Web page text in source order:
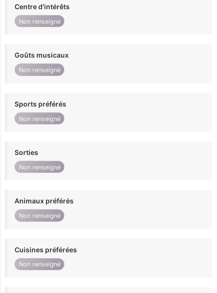
Centre d'intérêts
Non renseigné
Goûts musicaux
Non renseigné
Sports préférés
Non renseigné
Sorties
Non renseigné
Animaux préférés
Non renseigné
Cuisines préférées
Non renseigné